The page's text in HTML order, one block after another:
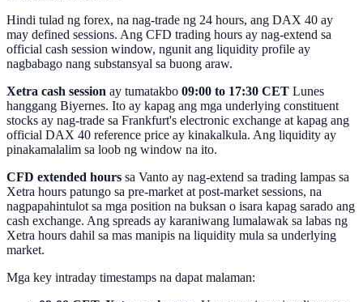
Hindi tulad ng forex, na nag-trade ng 24 hours, ang DAX 40 ay
may defined sessions. Ang CFD trading hours ay nag-extend sa
official cash session window, ngunit ang liquidity profile ay
nagbabago nang substansyal sa buong araw.
Xetra cash session ay tumatakbo 09:00 to 17:30 CET Lunes
hanggang Biyernes. Ito ay kapag ang mga underlying constituent
stocks ay nag-trade sa Frankfurt's electronic exchange at kapag ang
official DAX 40 reference price ay kinakalkula. Ang liquidity ay
pinakamalalim sa loob ng window na ito.
CFD extended hours sa Vanto ay nag-extend sa trading lampas sa
Xetra hours patungo sa pre-market at post-market sessions, na
nagpapahintulot sa mga position na buksan o isara kapag sarado ang
cash exchange. Ang spreads ay karaniwang lumalawak sa labas ng
Xetra hours dahil sa mas manipis na liquidity mula sa underlying
market.
Mga key intraday timestamps na dapat malaman: